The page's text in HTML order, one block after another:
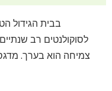
לסוקולנטים רב
צמיחה הוא בערך.